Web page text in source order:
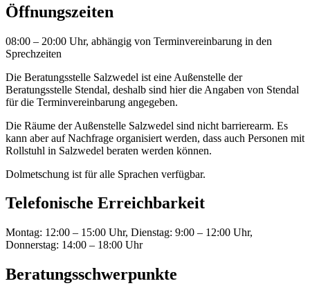
Öffnungszeiten
08:00 – 20:00 Uhr, abhängig von Terminvereinbarung in den
Sprechzeiten
Die Beratungsstelle Salzwedel ist eine Außenstelle der
Beratungsstelle Stendal, deshalb sind hier die Angaben von Stendal
für die Terminvereinbarung angegeben.
Die Räume der Außenstelle Salzwedel sind nicht barrierearm. Es
kann aber auf Nachfrage organisiert werden, dass auch Personen mit
Rollstuhl in Salzwedel beraten werden können.
Dolmetschung ist für alle Sprachen verfügbar.
Telefonische Erreichbarkeit
Montag: 12:00 – 15:00 Uhr, Dienstag: 9:00 – 12:00 Uhr,
Donnerstag: 14:00 – 18:00 Uhr
Beratungsschwerpunkte